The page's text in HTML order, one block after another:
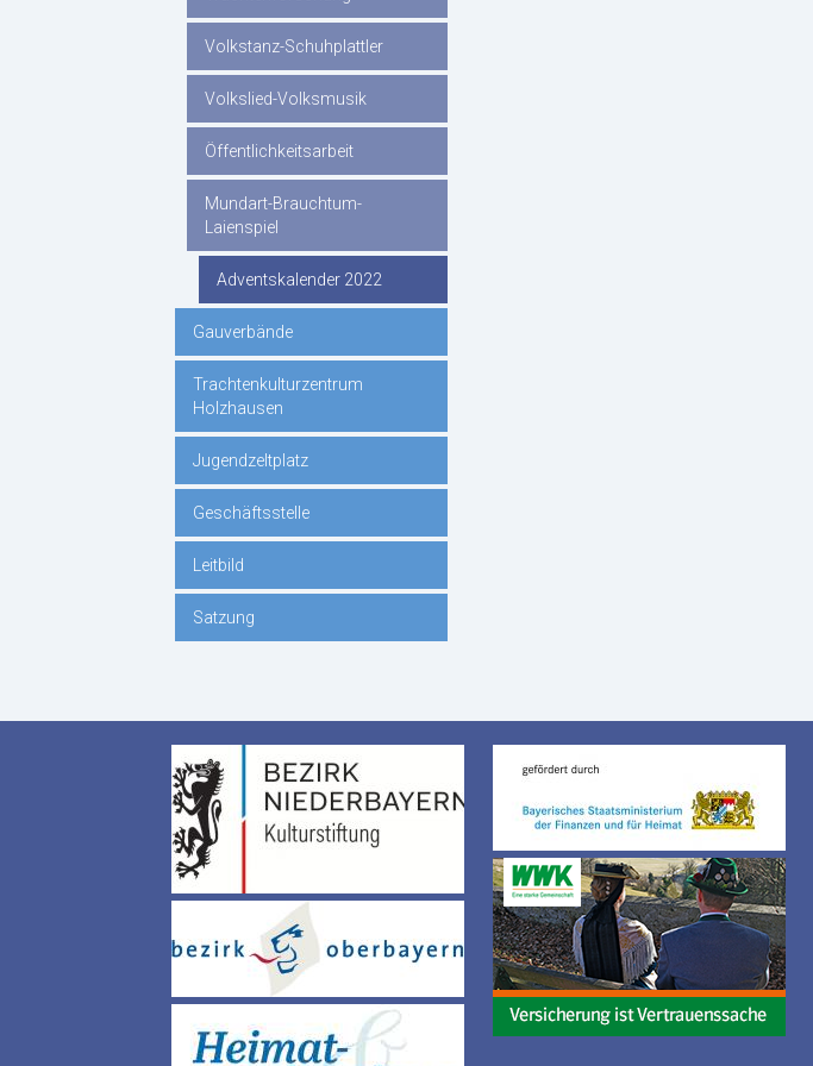
Volkstanz-Schuhplattler
Volkslied-Volksmusik
Öffentlichkeitsarbeit
Mundart-Brauchtum-
Laienspiel
Adventskalender 2022
Gauverbände
Trachtenkulturzentrum
Holzhausen
Jugendzeltplatz
Geschäftsstelle
Leitbild
Satzung